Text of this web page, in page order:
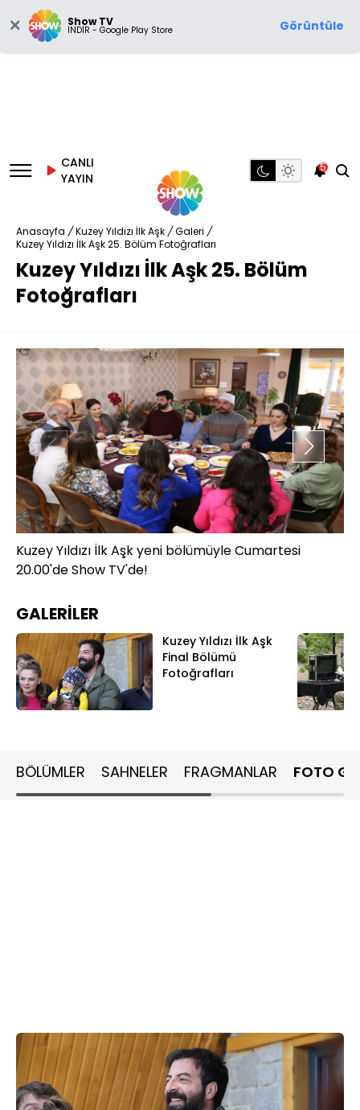
Show TV
İNDİR - Google Play Store Görüntüle
CANLI
YAYIN
5
Anasayfa / Kuzey Yıldızı İlk Aşk / Galeri /
Kuzey Yıldızı İlk Aşk 25. Bölüm Fotoğrafları
Kuzey Yıldızı İlk Aşk 25. Bölüm
Fotoğrafları
Kuzey Yıldızı İlk Aşk yeni bölümüyle Cumartesi
20.00'de Show TV'de!
GALERİLER
Kuzey Yıldızı İlk Aşk
Final Bölümü
Fotoğrafları
BÖLÜMLER SAHNELER FRAGMANLAR FOTO